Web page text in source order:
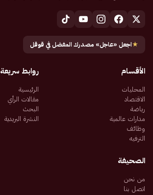
★اجعل «عاجل» مصدرك المفضل في قوقل
الأقسام
المحليات
الاقتصاد
رياضة
مدارات عالمية
وظائف
الترفيه
روابط سريعة
الرئيسية
مقالات الرأي
البحث
النشرة البريدية
الصحيفة
من نحن
اتصل بنا